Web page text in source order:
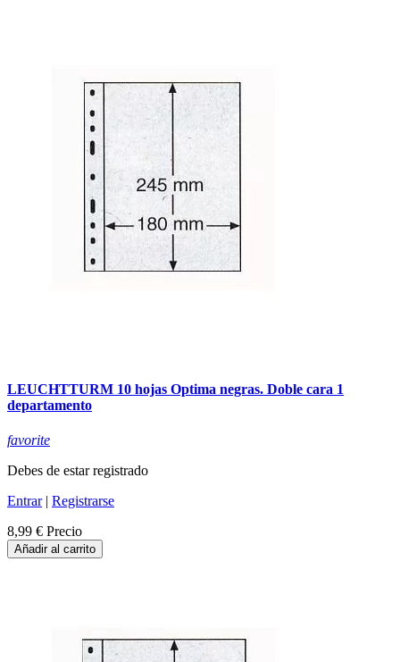
LEUCHTTURM 10 hojas Optima negras. Doble cara 1
departamento
favorite
Debes de estar registrado
Entrar| Registrarse
8,99 € Precio
Añadir al carrito